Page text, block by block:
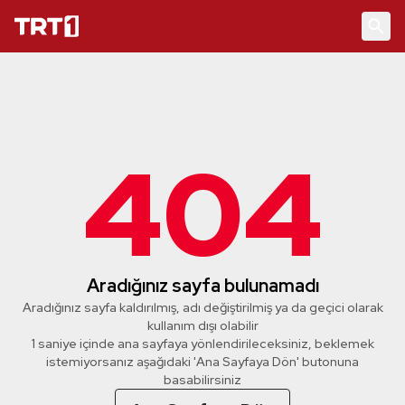
404
Aradığınız sayfa bulunamadı
Aradığınız sayfa kaldırılmış, adı değiştirilmiş ya da geçici olarak
kullanım dışı olabilir
1 saniye içinde ana sayfaya yönlendirileceksiniz, beklemek
istemiyorsanız aşağıdaki 'Ana Sayfaya Dön' butonuna
basabilirsiniz